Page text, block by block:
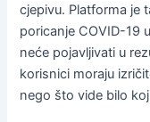
cjepivu. Platforma je
poricanje COVID-19
neće pojavljivati ​​u
korisnici moraju
nego što vide bilo